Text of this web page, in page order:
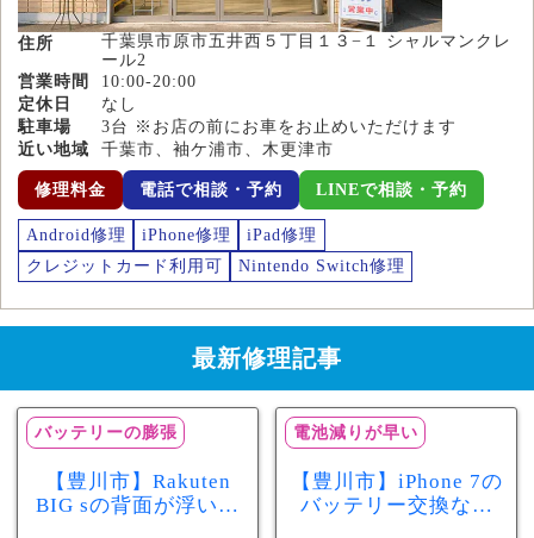
住所
千葉県市原市五井西５丁目１３−１ シャルマンクレ
ール2
営業時間
10:00-20:00
定休日
なし
駐車場
3台 ※お店の前にお車をお止めいただけます
近い地域
千葉市、袖ケ浦市、木更津市
修理料金 電話で相談・予約 LINEで相談・予約
Android修理 iPhone修理
iPad修理
クレジットカード利用可
Nintendo Switch修理
最新修理記事
バッテリーの膨張
【豊川市】Rakuten
BIG sの背面が浮いて
電池減りが早い
【豊川市】iPhone 7の
バッテリー交換なら